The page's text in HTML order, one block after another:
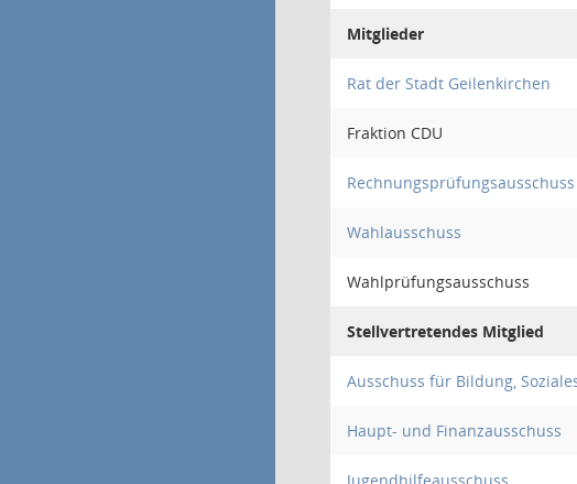
Mitglieder
Rat der Stadt Geilenkirchen
Fraktion CDU
Rechnungsprüfungsausschuss
Wahlausschuss
Wahlprüfungsausschuss
Stellvertretendes Mitglied
Ausschuss für Bildung,
Haupt- und Finanzausschuss